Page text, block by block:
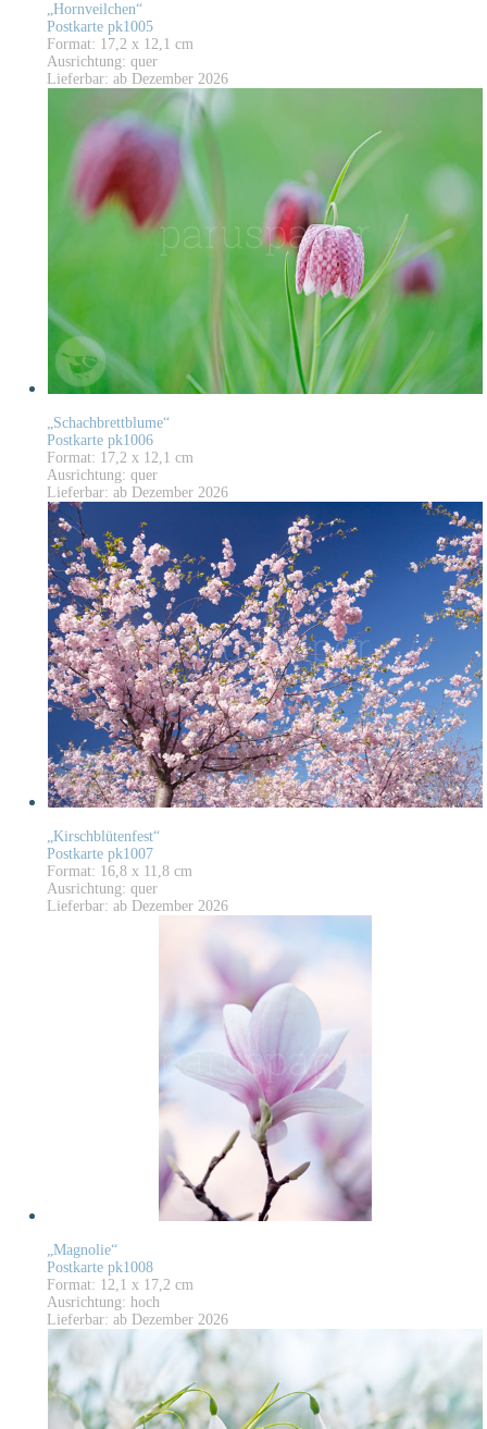
„Hornveilchen“
Postkarte pk1005
Format: 17,2 x 12,1 cm
Ausrichtung: quer
Lieferbar: ab Dezember 2026
„Schachbrettblume“
Postkarte pk1006
Format: 17,2 x 12,1 cm
Ausrichtung: quer
Lieferbar: ab Dezember 2026
„Kirschblütenfest“
Postkarte pk1007
Format: 16,8 x 11,8 cm
Ausrichtung: quer
Lieferbar: ab Dezember 2026
„Magnolie“
Postkarte pk1008
Format: 12,1 x 17,2 cm
Ausrichtung: hoch
Lieferbar: ab Dezember 2026